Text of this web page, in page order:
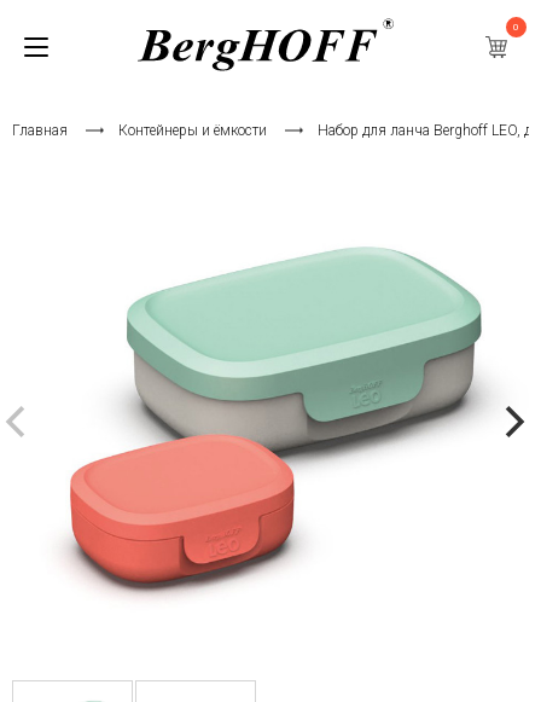
0
Главная Контейнеры и ёмкости Набор для ланча Berghoff LEO,